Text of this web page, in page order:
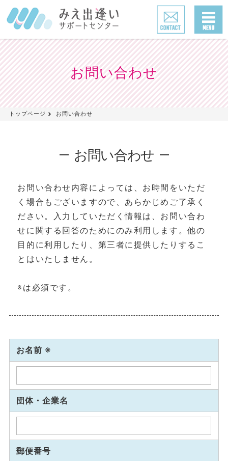
お問い合わせ
トップページ お問い合わせ
お問い合わせ
お問い合わせ内容によっては、お時間をいただ
く場合もございますので、あらかじめご了承く
ださい。入力していただく情報は、お問い合わ
せに関する回答のためにのみ利用します。他の
目的に利用したり、第三者に提供したりするこ
とはいたしません。
※は必須です。
お名前 ※
団体・企業名
郵便番号